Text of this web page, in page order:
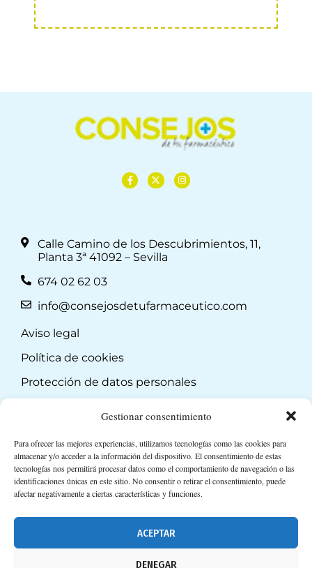
Gestionar consentimiento
Para ofrecer las mejores experiencias, utilizamos tecnologías como las cookies para
almacenar y/o acceder a la información del dispositivo. El consentimiento de estas
tecnologías nos permitirá procesar datos como el comportamiento de navegación o las
identificaciones únicas en este sitio. No consentir o retirar el consentimiento, puede
afectar negativamente a ciertas características y funciones.
ACEPTAR
DENEGAR
Calle Camino de los Descubrimientos, 11,
Planta 3ª 41092 – Sevilla
674 02 62 03
info@consejosdetufarmaceutico.com
Aviso legal
Política de cookies
Protección de datos personales